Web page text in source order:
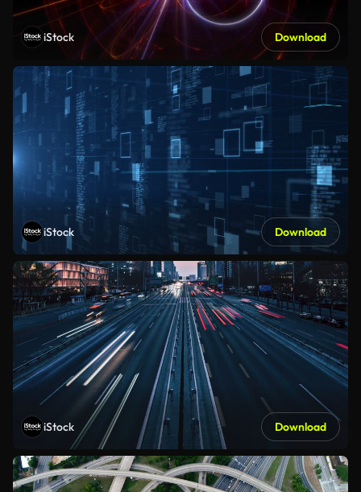
iStock Download
iStock Download
iStock Download